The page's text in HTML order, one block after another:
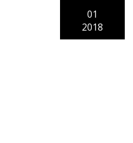
01
2018